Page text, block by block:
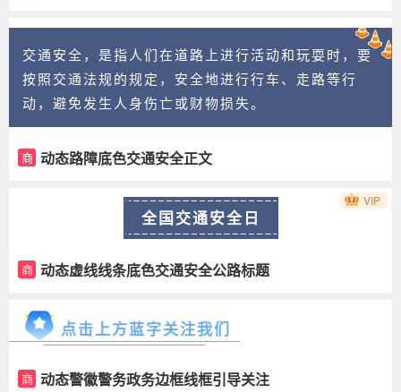
交通安全，是指人们在道路上进行活动和玩耍时，要
按照交通法规的规定，安全地进行行车、走路等行
动，避免发生人身伤亡或财物损失。
商 动态路障底色交通安全正文
全国交通安全日
商 动态虚线线条底色交通安全公路标题
VIP
点击上方蓝字关注我们
商 动态警徽警务政务边框线框引导关注